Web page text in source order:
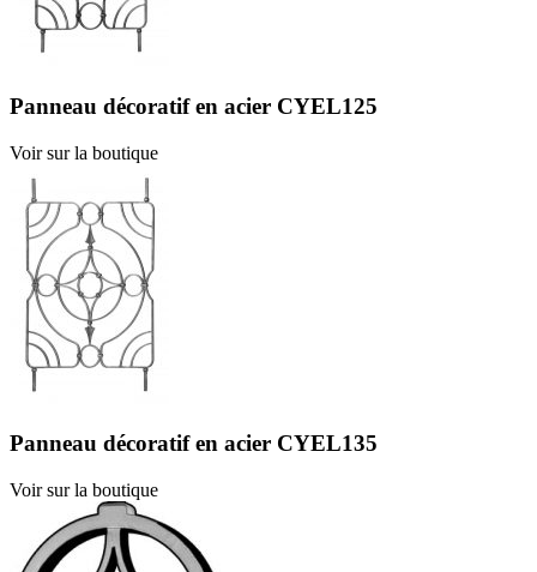
Panneau décoratif en acier CYEL125
Voir sur la boutique
Panneau décoratif en acier CYEL135
Voir sur la boutique